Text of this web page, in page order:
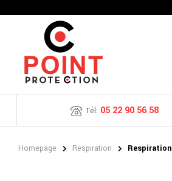
Tél: 05 22 90 56 58
Homepage Respiration Respiration